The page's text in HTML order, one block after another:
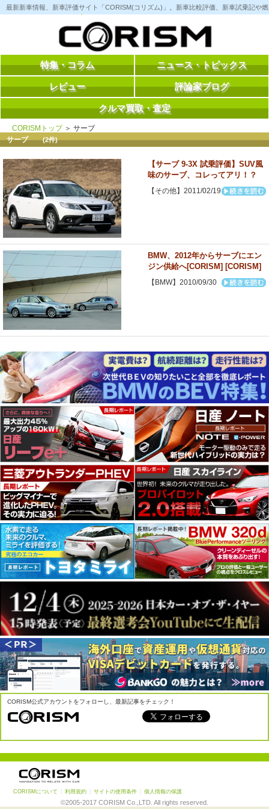
コ
ン
へ
最新新車情報、新車評価サイト「CORISM(コリズム)」。新車比較評価、新車試乗記や
特集・コラム ニュース・トピックス
レビュー 評論家ブログ
クルマ買取・査定
CORISMトップ＞ サーブ
サーブ(2件)
【サーブ 9-3X 試乗評価】SUV風
味のサーブ、コレってアリ！？
【その他】2011/02/19
BMW、2012年からサーブにエン
ジン供給へ[CORISM] [CORISM]
【BMW】2010/09/30
CORISM公式アカウントをフォローし、最新記事をチェック！
CORISMについて 利用規約 サイトの使用条件 個人情報の保護
©2005-2017 CORISM Co.,LTD. All rights reserved.